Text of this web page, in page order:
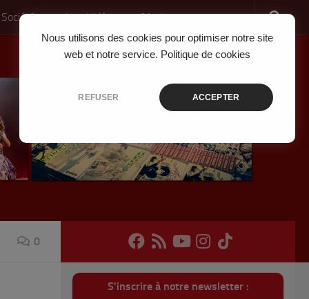
Nous utilisons des cookies pour optimiser notre site
web et notre service. Politique de cookies
REFUSER ACCEPTER
Jeux Vidéo Musique
0
S'inscrire à notre newsletter :